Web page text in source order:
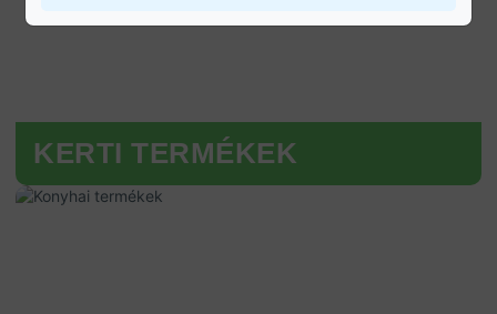
KERTI TERMÉKEK